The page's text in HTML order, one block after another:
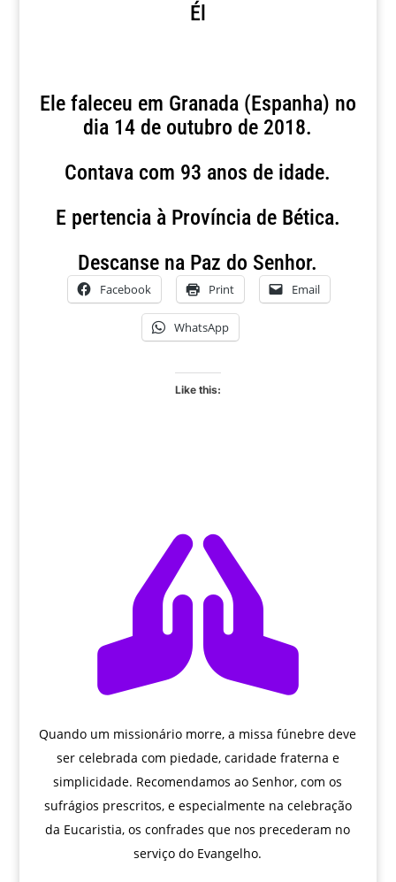
Él
Ele faleceu em Granada (Espanha) no
dia 14 de outubro de 2018.
Contava com 93 anos de idade.
E pertencia à Província de Bética.
Descanse na Paz do Senhor.
Facebook Print Email
WhatsApp
Like this:

Quando um missionário morre, a missa fúnebre deve
ser celebrada com piedade, caridade fraterna e
simplicidade. Recomendamos ao Senhor, com os
sufrágios prescritos, e especialmente na celebração
da Eucaristia, os confrades que nos precederam no
serviço do Evangelho.